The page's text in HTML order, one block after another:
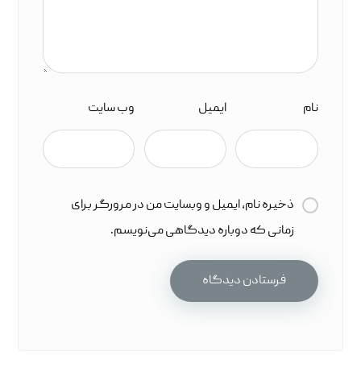
نام ایمیل وب‌ سایت
ذخیره نام، ایمیل و وبسایت من در مرورگر برای
زمانی که دوباره دیدگاهی می‌نویسم.